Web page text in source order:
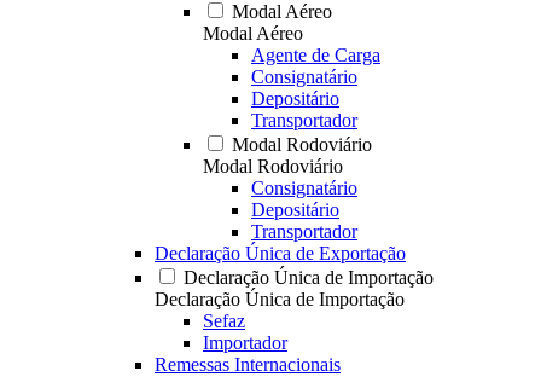
Modal Aéreo
Modal Aéreo
Agente de Carga
Consignatário
Depositário
Transportador
Modal Rodoviário
Modal Rodoviário
Consignatário
Depositário
Transportador
Declaração Única de Exportação
Declaração Única de Importação
Declaração Única de Importação
Sefaz
Importador
Remessas Internacionais